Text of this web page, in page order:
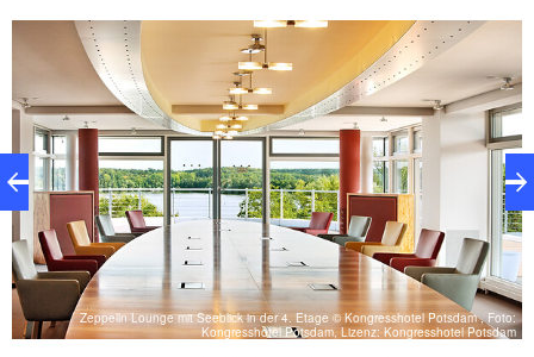
Zeppelin Lounge mit Seeblick in der 4. Etage © Kongresshotel Potsdam , Foto:
Kongresshotel Potsdam, Lizenz: Kongresshotel Potsdam